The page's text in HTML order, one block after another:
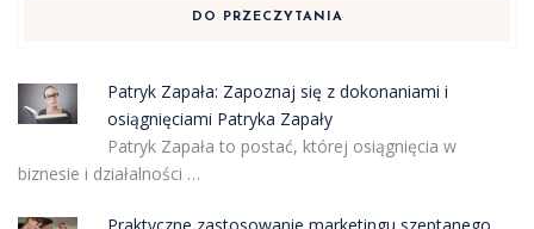
DO PRZECZYTANIA
Patryk Zapała: Zapoznaj się z dokonaniami i
osiągnięciami Patryka Zapały
Patryk Zapała to postać, której osiągnięcia w
biznesie i działalności …